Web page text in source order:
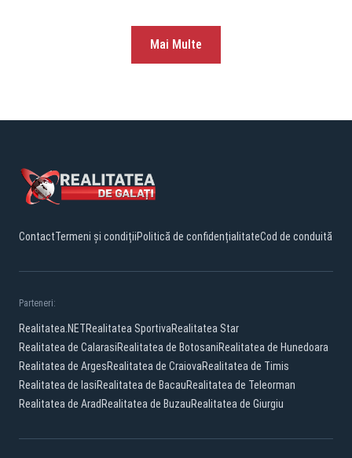
Mai Multe
ContactTermeni și condițiiPolitică de confidențialitateCod de conduită
Parteneri:
Realitatea.NETRealitatea SportivaRealitatea Star
Realitatea de CalarasiRealitatea de BotosaniRealitatea de Hunedoara
Realitatea de ArgesRealitatea de CraiovaRealitatea de Timis
Realitatea de IasiRealitatea de BacauRealitatea de Teleorman
Realitatea de Arad Realitatea de BuzauRealitatea de Giurgiu